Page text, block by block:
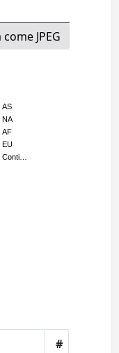
come JPEG
AS
NA
AF
EU
Conti…
#